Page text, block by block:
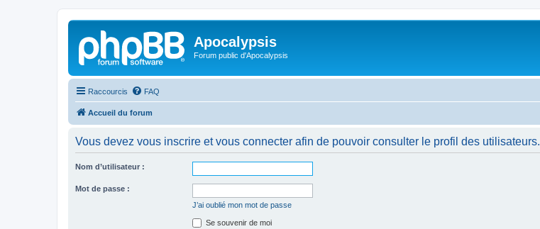
Apocalypsis
Forum public d'Apocalypsis
Raccourcis FAQ
Accueil du forum
Vous devez vous inscrire et vous connecter afin de pouvoir consulter le profil des utilisateurs.
Nom d’utilisateur :
Mot de passe :
J’ai oublié mon mot de passe
Se souvenir de moi